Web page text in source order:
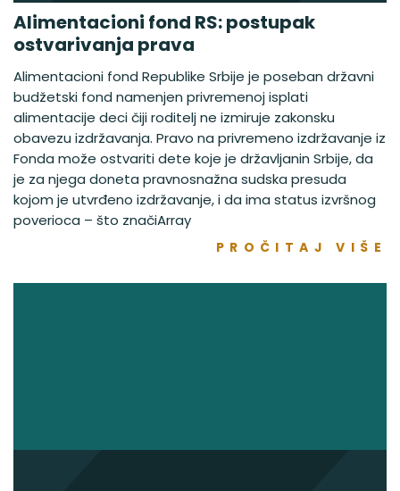
Alimentacioni fond RS: postupak
ostvarivanja prava
Alimentacioni fond Republike Srbije je poseban državni
budžetski fond namenjen privremenoj isplati
alimentacije deci čiji roditelj ne izmiruje zakonsku
obavezu izdržavanja. Pravo na privremeno izdržavanje iz
Fonda može ostvariti dete koje je državljanin Srbije, da
je za njega doneta pravnosnažna sudska presuda
kojom je utvrđeno izdržavanje, i da ima status izvršnog
poverioca – što značiArray
PROČITAJ VIŠE